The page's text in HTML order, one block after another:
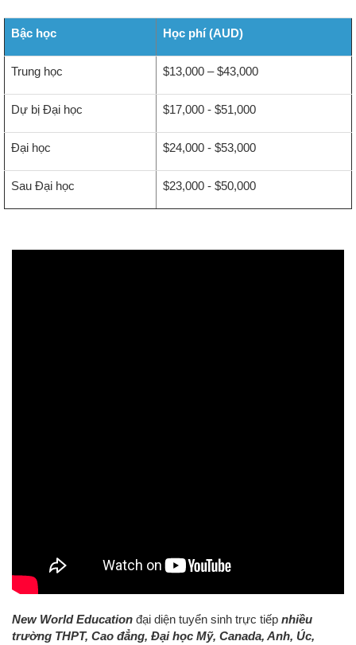
Bậc học Học phí (AUD)
Trung học $13,000 – $43,000
Dự bị Đại học $17,000 - $51,000
Đại học $24,000 - $53,000
Sau Đại học $23,000 - $50,000
New World Education đại diện tuyển sinh trực tiếp nhiều
trường THPT, Cao đẳng, Đại học Mỹ, Canada, Anh, Úc,